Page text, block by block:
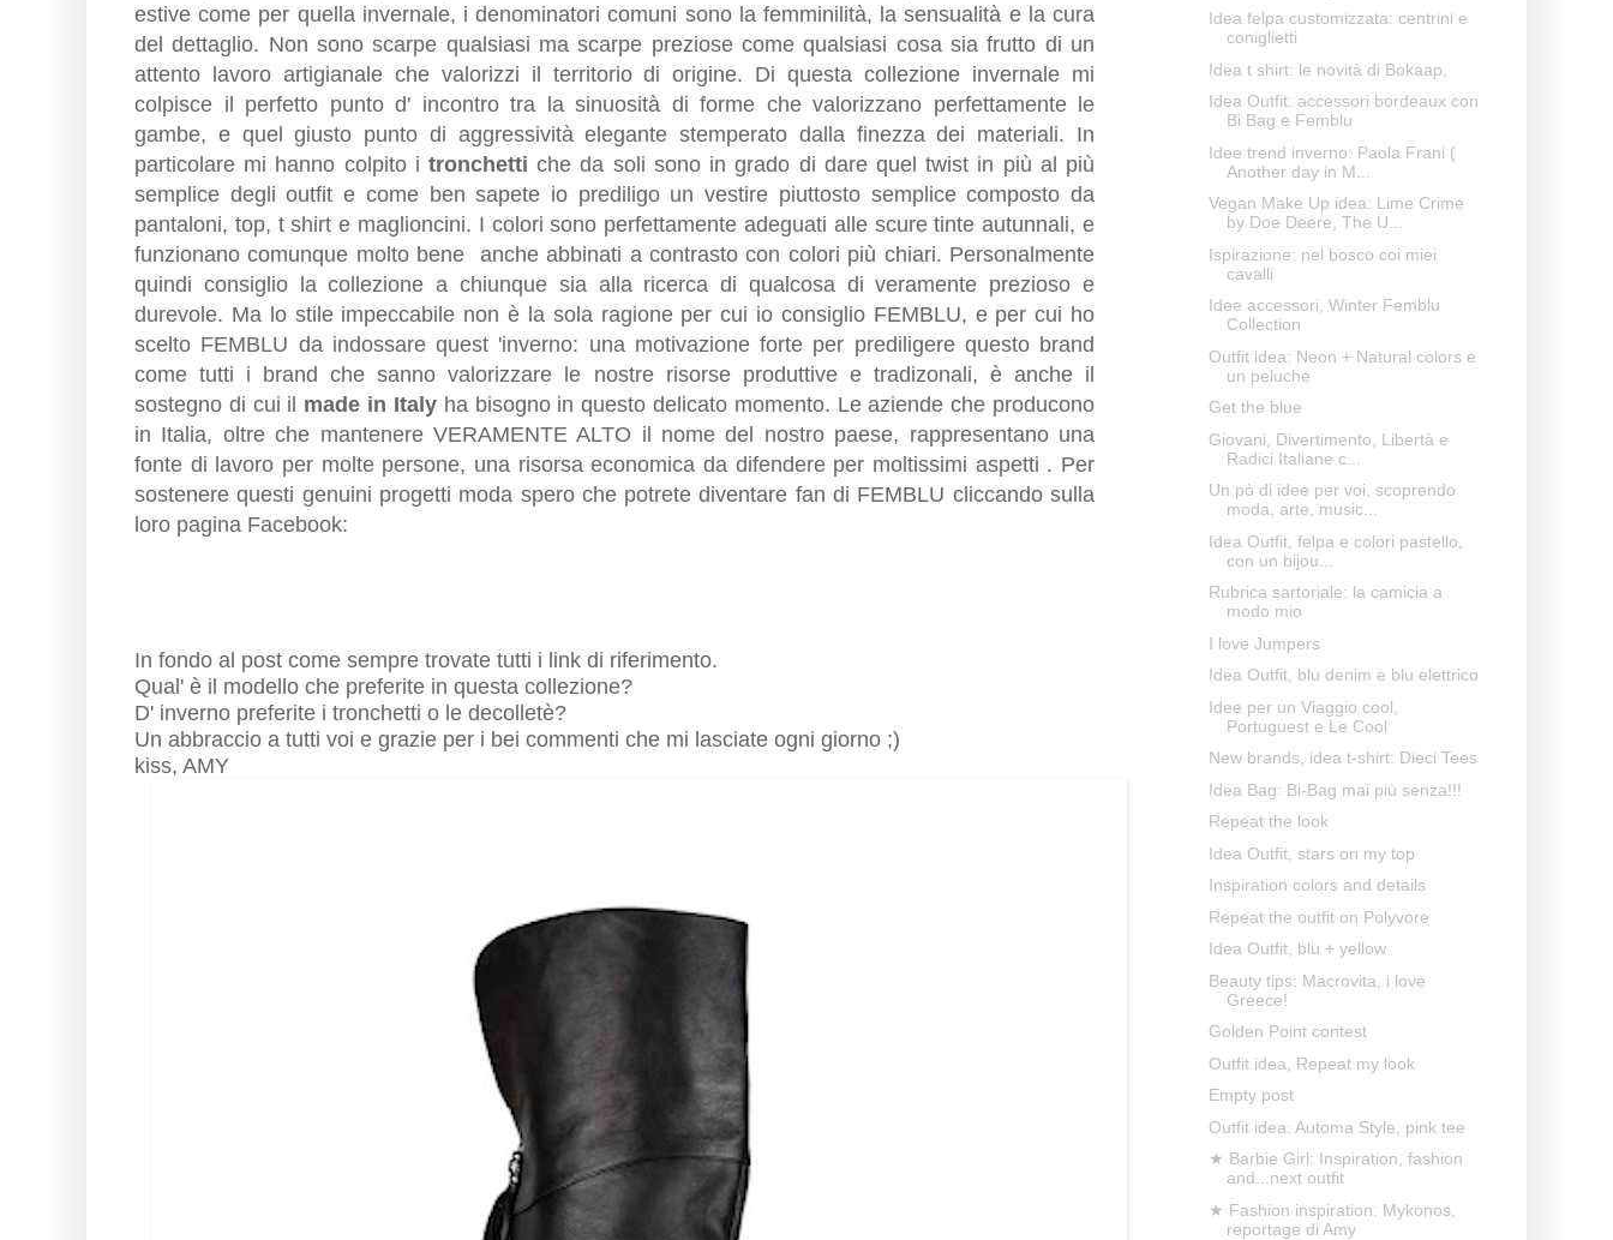
estive come per quella invernale, i denominatori comuni sono la femminilità, la sensualità e la cura
del dettaglio. Non sono scarpe qualsiasi ma scarpe preziose come qualsiasi cosa sia frutto di un
attento lavoro artigianale che valorizzi il territorio di origine. Di questa collezione invernale mi
colpisce il perfetto punto d' incontro tra la sinuosità di forme che valorizzano perfettamente le
gambe, e quel giusto punto di aggressività elegante stemperato dalla finezza dei materiali. In
particolare mi hanno colpito itronchetti che da soli sono in grado di dare quel twist in più al più
semplice degli outfit e come ben sapete io prediligo un vestire piuttosto semplice composto da
pantaloni, top, t shirt e maglioncini. I colori sono perfettamente adeguati alle scure tinte autunnali, e
funzionano comunque molto bene anche abbinati a contrasto con colori più chiari. Personalmente
quindi consiglio la collezione a chiunque sia alla ricerca di qualcosa di veramente prezioso e
durevole. Ma lo stile impeccabile non è la sola ragione per cui io consiglio FEMBLU, e per cui ho
scelto FEMBLU da indossare quest 'inverno: una motivazione forte per prediligere questo brand
come tutti i brand che sanno valorizzare le nostre risorse produttive e tradizonali, è anche il
sostegno di cui il made in Italyha bisogno in questo delicato momento. Le aziende che producono
in Italia, oltre che mantenere VERAMENTE ALTO il nome del nostro paese, rappresentano una
fonte di lavoro per molte persone, una risorsa economica da difendere per moltissimi aspetti . Per
sostenere questi genuini progetti moda spero che potrete diventare fan di FEMBLU cliccando sulla
loro pagina Facebook:
In fondo al post come sempre trovate tutti i link di riferimento.
Qual' è il modello che preferite in questa collezione?
D' inverno preferite i tronchetti o le decolletè?
Un abbraccio a tutti voi e grazie per i bei commenti che mi lasciate ogni giorno ;)
kiss, AMY
Idea felpa customizzata: centrini e
coniglietti
Idea t shirt: le novità di Bokaap,
Idea Outfit: accessori bordeaux con
Bi Bag e Femblu
Idee trend inverno: Paola Frani (
Another day in M...
Vegan Make Up idea: Lime Crime
by Doe Deere, The U...
Ispirazione: nel bosco coi miei
cavalli
Idee accessori, Winter Femblu
Collection
Outfit idea: Neon + Natural colors e
un peluche
Get the blue
Giovani, Divertimento, Libertà e
Radici Italiane c...
Un pò di idee per voi, scoprendo
moda, arte, music...
Idea Outfit, felpa e colori pastello,
con un bijou...
Rubrica sartoriale: la camicia a
modo mio
I love Jumpers
Idea Outfit, blu denim e blu elettrico
Idee per un Viaggio cool,
Portuguest e Le Cool
New brands, idea t-shirt: Dieci Tees
Idea Bag: Bi-Bag mai più senza!!!
Repeat the look
Idea Outfit, stars on my top
Inspiration colors and details
Repeat the outfit on Polyvore
Idea Outfit, blu + yellow
Beauty tips: Macrovita, i love
Greece!
Golden Point contest
Outfit idea, Repeat my look
Empty post
Outfit idea: Automa Style, pink tee
★ Barbie Girl: Inspiration, fashion
and...next outfit
★ Fashion inspiration: Mykonos,
reportage di Amy